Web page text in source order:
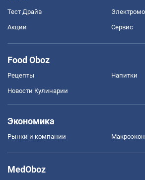
Тест Драйв
Акции Сервис
Food Oboz
Рецепты Напитки
Новости Кулинарии
Экономика
Рынки и компании
MedOboz